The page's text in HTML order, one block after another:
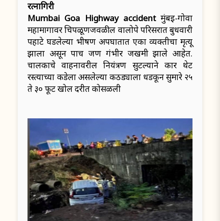
रत्नागिरी
Mumbai Goa Highway accidentमुंबई-गोवा
महामार्गावर चिपळूणजवळील वालोपे परिसरात बुधवारी
पहाटे घडलेल्या भीषण अपघातात एका व्यक्तीचा मृत्यू
झाला असून पाच जण गंभीर जखमी झाले आहेत.
चालकाचे वाहनावरील नियंत्रण सुटल्याने कार थेट
रस्त्याच्या कडेला असलेल्या कठड्याला धडकून सुमारे २५
ते ३० फूट खोल दरीत कोसळली